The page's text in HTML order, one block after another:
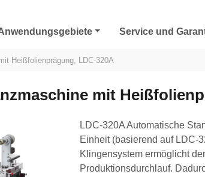
Service und
Heißfolienprägung, LDC-320A
mit
LDC-320A Automatische
Einheit (basierend auf LDC-
Klingensystem ermöglicht
Produktionsdurchlauf.